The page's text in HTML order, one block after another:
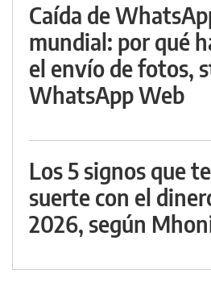
Caída de
mundial: por qué
el envío de fotos,
WhatsApp Web
Los 5 signos que
suerte con el
2026, según